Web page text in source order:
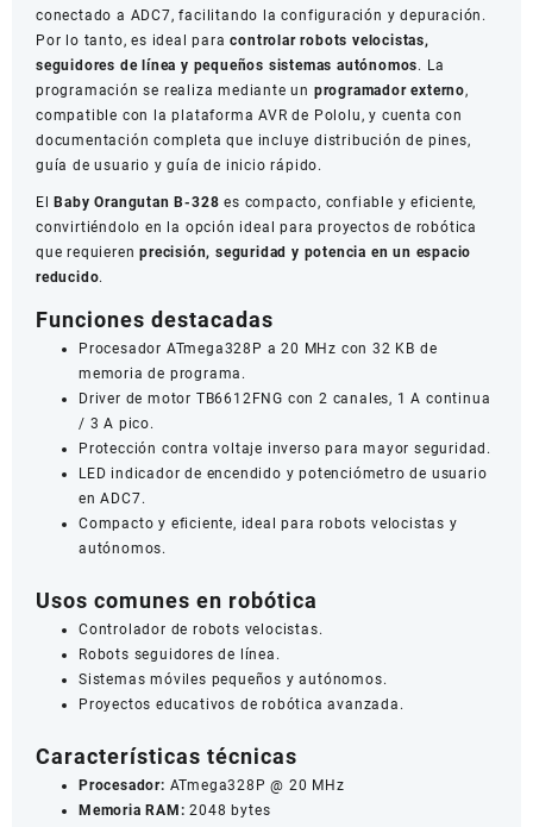
conectado a ADC7, facilitando la configuración y depuración.
Por lo tanto, es ideal paracontrolar robots velocistas,
seguidores de línea y pequeños sistemas autónomos. La
programación se realiza mediante un programador externo,
compatible con la plataforma AVR de Pololu, y cuenta con
documentación completa que incluye distribución de pines,
guía de usuario y guía de inicio rápido.
ElBaby Orangutan B-328 es compacto, confiable y eficiente,
convirtiéndolo en la opción ideal para proyectos de robótica
que requierenprecisión, seguridad y potencia en un espacio
reducido.
Funciones destacadas
Procesador ATmega328P a 20 MHz con 32 KB de
memoria de programa.
Driver de motor TB6612FNG con 2 canales, 1 A continua
/ 3 A pico.
Protección contra voltaje inverso para mayor seguridad.
LED indicador de encendido y potenciómetro de usuario
en ADC7.
Compacto y eficiente, ideal para robots velocistas y
autónomos.
Usos comunes en robótica
Controlador de robots velocistas.
Robots seguidores de línea.
Sistemas móviles pequeños y autónomos.
Proyectos educativos de robótica avanzada.
Características técnicas
Procesador: ATmega328P @ 20 MHz
Memoria RAM: 2048 bytes